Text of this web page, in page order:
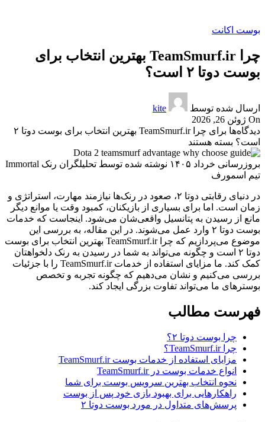
بوست اکانت
چرا TeamSmurf.ir بهترین انتخاب برای
بوست دوتا ۲ است؟
ارسال شده توسط
kite
On ژوئن 26, 2026
دیدگاه‌ها
برای چرا TeamSmurf.ir بهترین انتخاب برای بوست دوتا ۲
است؟ بسته هستند
بروزرسانی خرداد ۱۴۰۵
نوشته شده توسط تحلیلگران رنک Immortal
تیم اسمورف
در دنیای رقابتی دوتا ۲، صعود در رنک‌ها نیازمند مهارت، استراتژی و
زمان است. اما برای بسیاری از بازیکنان، کمبود وقت یا موانع دیگر
مانع از رسیدن به پتانسیل واقعی‌شان می‌شود. اینجاست که خدمات
بوست دوتا ۲ وارد عمل می‌شوند. در این مقاله، به بررسی این
موضوع می‌پردازیم که چرا TeamSmurf.ir بهترین انتخاب برای بوست
دوتا ۲ است و چگونه می‌تواند به شما در رسیدن به رنک دلخواهتان
کمک کند. ما مزایای استفاده از خدمات TeamSmurf.ir را با جزئیات
بررسی می‌کنیم و نشان می‌دهیم که چگونه تجربه و تخصص
بوسترهای ما می‌تواند تفاوت بزرگی ایجاد کند.
فهرست مطالب
چرا بوست دوتا ۲؟
چرا TeamSmurf.ir؟
مزایای استفاده از خدمات بوست TeamSmurf.ir
انواع خدمات بوست در TeamSmurf.ir
نحوه انتخاب بهترین سرویس بوست برای شما
راهکارهایی برای بهبود بازی خود پس از بوست
پرسش‌های متداول در مورد بوست دوتا ۲